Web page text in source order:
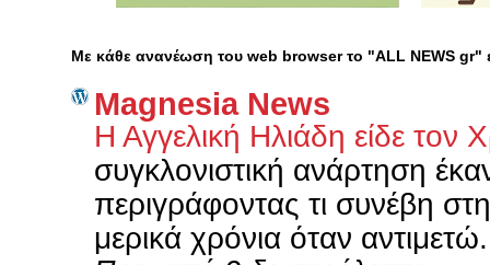
Με κάθε ανανέωση του web browser το "ALL NEWS gr"
Magnesia News
Η Αγγελική Ηλιάδη είδε τον
συγκλονιστική ανάρτηση
περιγράφοντας τι συνέβη
μερικά χρόνια όταν